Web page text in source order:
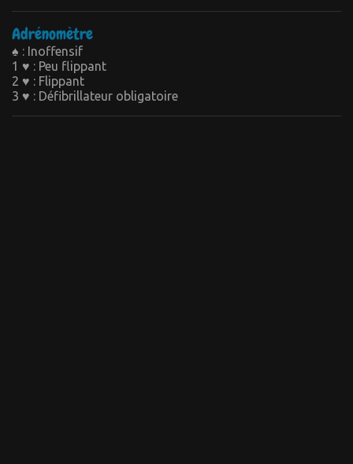
Adrénomètre
♠ : Inoffensif
1 ♥ : Peu flippant
2 ♥ : Flippant
3 ♥ : Défibrillateur obligatoire